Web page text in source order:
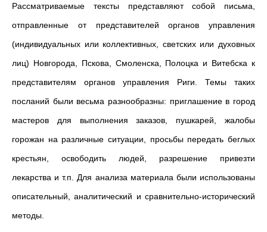
Рассматриваемые тексты представляют собой письма,
отправленные от представителей органов управления
(индивидуальных или коллективных, светских или духовных
лиц) Новгорода, Пскова, Смоленска, Полоцка и Витебска к
представителям органов управления Риги. Темы таких
посланий были весьма разнообразны: приглашение в город
мастеров для выполнения заказов, пушкарей, жалобы
горожан на различные ситуации, просьбы передать беглых
крестьян, освободить людей, разрешение привезти
лекарства и т.п. Для анализа материала были использованы
описательный, аналитический и сравнительно-исторический
методы.